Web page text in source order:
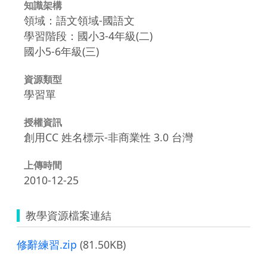
知識架構
領域：語文領域-國語文
學習階段：國小3-4年級(二)
國小5-6年級(三)
資源類型
學習單
授權資訊
創用CC 姓名標示-非商業性 3.0 台灣
上傳時間
2010-12-25
教學資源檔案連結
修辭練習.zip (81.50KB)